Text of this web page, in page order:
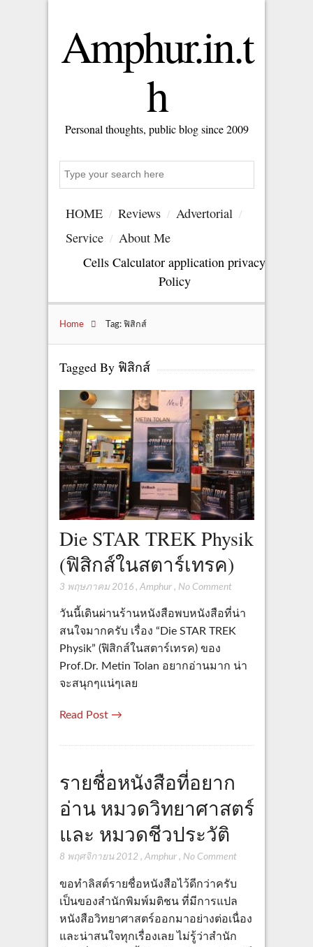
Amphur.in.t
h
Personal thoughts, public blog since 2009
HOME Reviews
Advertorial
Service
About Me
Cells Calculator application privacy
Policy
Home Tag: ฟิสิกส์
Tagged By ฟิสิกส์
Die STAR TREK Physik
(ฟิสิกส์ในสตาร์เทรค)
3 พฤษภาคม 2016, Amphur, No Comment
วันนี้เดินผ่านร้านหนังสือพบหนังสือที่น่า
สนใจมากครับ เรื่อง “Die STAR TREK
Physik” (ฟิสิกส์ในสตาร์เทรค) ของ
Prof.Dr. Metin Tolan อยากอ่านมาก น่า
จะสนุกๆแน่ๆเลย
Read Post →
รายชื่อหนังสือที่อยาก
อ่าน หมวดวิทยาศาสตร์
และ หมวดชีวประวัติ
8 พฤศจิกายน 2012 , Amphur, No Comment
ขอทำลิสต์รายชื่อหนังสือไว้ดีกว่าครับ
เป็นของสำนักพิมพ์มติชน ที่มีการแปล
หนังสือวิทยาศาสตร์ออกมาอย่างต่อเนื่อง
และน่าสนใจทุกเรื่องเลย ไม่รู้ว่าสำนัก